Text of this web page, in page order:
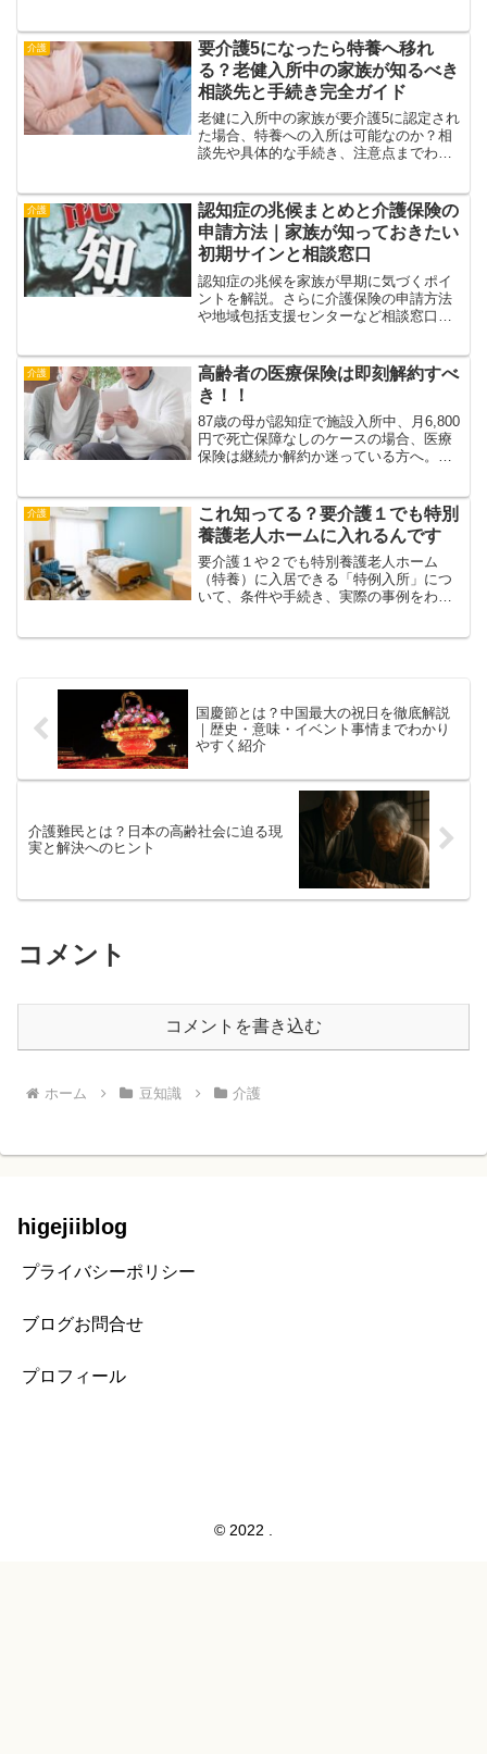
すく解説します。
介護
要介護5になったら特養へ移れ
る？老健入所中の家族が知るべき
相談先と手続き完全ガイド
老健に入所中の家族が要介護5に認定され
た場合、特養への入所は可能なのか？相
談先や具体的な手続き、注意点までわか
介護
認知症の兆候まとめと介護保険の
申請方法｜家族が知っておきたい
初期サインと相談窓口
認知症の兆候を家族が早期に気づくポイ
ントを解説。さらに介護保険の申請方法
や地域包括支援センターなど相談窓口情
介護
高齢者の医療保険は即刻解約すべ
き！！
87歳の母が認知症で施設入所中、月6,800
円で死亡保障なしのケースの場合、医療
保険は継続か解約か迷っている方へ。高
説。
介護
これ知ってる？要介護１でも特別
養護老人ホームに入れるんです
要介護１や２でも特別養護老人ホーム
（特養）に入居できる「特例入所」につ
いて、条件や手続き、実際の事例をわか
国慶節とは？中国最大の祝日を徹底解説
｜歴史・意味・イベント事情までわかり
やすく紹介
介護難民とは？日本の高齢社会に迫る現
実と解決へのヒント
コメント
コメントを書き込む
ホーム 豆知識 介護
higejiiblog
プライバシーポリシー
ブログお問合せ
プロフィール
© 2022 .